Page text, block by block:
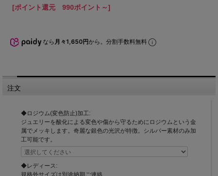
[ポイント還元 990ポイント～]
なら 月々1,650円から。分割手数料無料
注文
◆ロジウム(変色防止)加工:
ジュエリーを酸化による変色や傷から守るためにロジウムという金
属でメッキします。奇麗な銀色の光沢が特徴。シルバー素材のみ加
工可能です。
◆レディース:
規格外サイズは別途納期ご連絡